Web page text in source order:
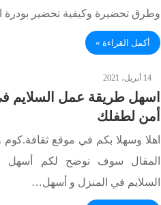
وطرق تحضيرة وكيفية تحضير
أكمل القراءة »
14 أبريل، 2021
اسهل طريقة عمل السلايم
أمن لطفلك
اهلا وسهلا بكم في موقع ثقافة.كوم
المقال سوف نوضح لكم أسهل
السلايم في المنزل و أسهل…